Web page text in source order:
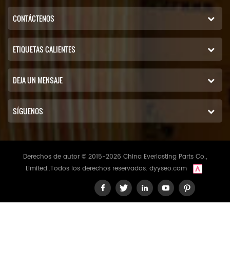
CONTÁCTENOS
ETIQUETAS CALIENTES
DEJA UN MENSAJE
SÍGUENOS
Derechos de autor © 2015-2026 China Everlasting Parts Co.,
Limited..Todos los derechos reservados. dyyseo.com